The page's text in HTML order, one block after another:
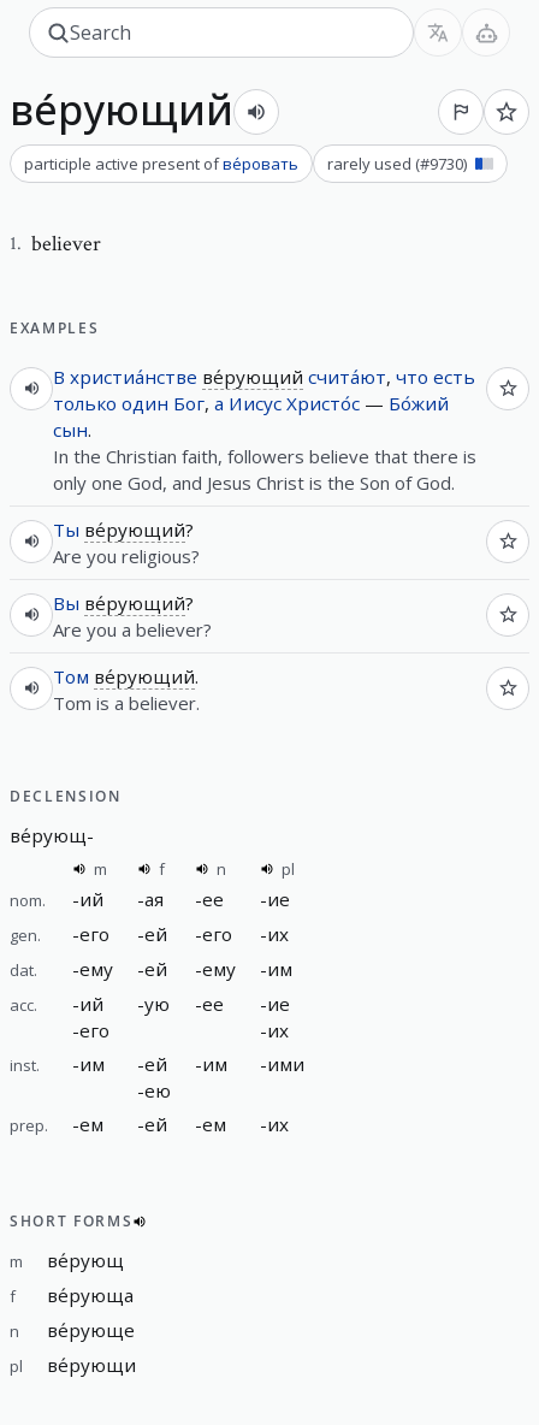
ве́рующий
participle active present ofве́ровать rarely used (#9730)
1. believer
EXAMPLES
В христиа́нстве ве́рующий счита́ют, что есть
только один Бог, а Иисус Христо́с — Бо́жий
сын.
In the Christian faith, followers believe that there is
only one God, and Jesus Christ is the Son of God.
Ты ве́рующий?
Are you religious?
Вы ве́рующий?
Are you a believer?
Том ве́рующий.
Tom is a believer.
DECLENSION
ве́рующ-
m f n
pl
nom.
-ий -ая -ее -ие
gen. -его -ей -его -их
dat. -ему -ей -ему -им
acc. -ий
-его
-ую -ее -ие
-их
inst. -им -ей
-ею
-им -ими
prep. -ем -ей -ем -их
SHORT FORMS
m ве́рующ
f ве́рующа
n ве́рующе
pl ве́рующи